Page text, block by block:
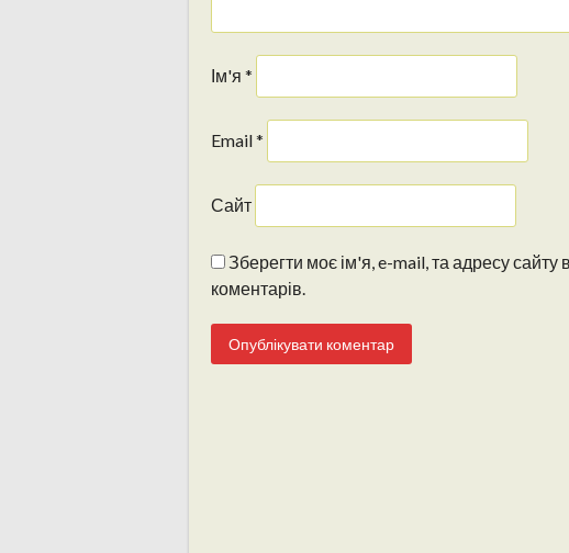
Ім'я *
Email*
Сайт
Зберегти моє ім'я, e-mail, та адресу
коментарів.